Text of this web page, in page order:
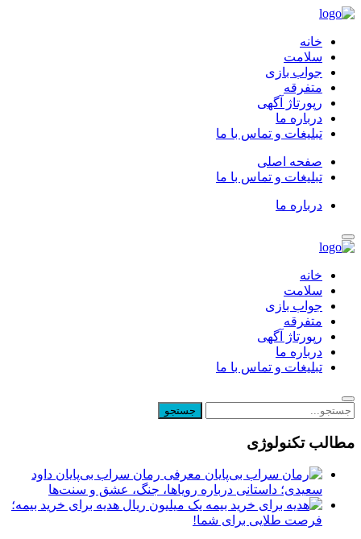
خانه
سلامت
جواب بازی
متفرقه
رپورتاژ آگهی
درباره ما
تبلیغات و تماس با ما
صفحه اصلی
تبلیغات و تماس با ما
درباره ما
خانه
سلامت
جواب بازی
متفرقه
رپورتاژ آگهی
درباره ما
تبلیغات و تماس با ما
مطالب تکنولوژی
معرفی رمان سراب بی‌پایان داود
سعیدی؛ داستانی درباره رویاها، جنگ، عشق و سنت‌ها
یک میلیون ریال هدیه برای خرید بیمه؛
فرصت طلایی برای شما!